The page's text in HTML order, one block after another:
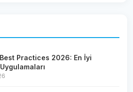
Practices 2026: En İyi